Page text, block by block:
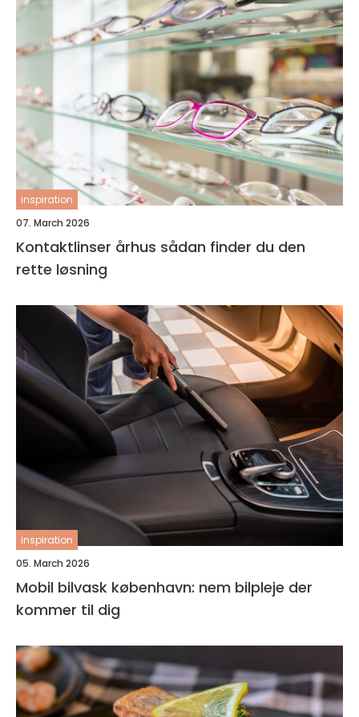
inspiration
07. March 2026
Kontaktlinser århus sådan finder du den
rette løsning
inspiration
05. March 2026
Mobil bilvask københavn: nem bilpleje der
kommer til dig